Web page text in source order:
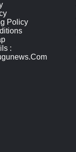
Policy
: